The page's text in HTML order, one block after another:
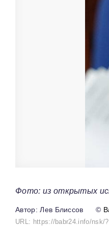
Фото: из открытых
Лев Блиссов ©
URL: https://babr24.info/nsk/